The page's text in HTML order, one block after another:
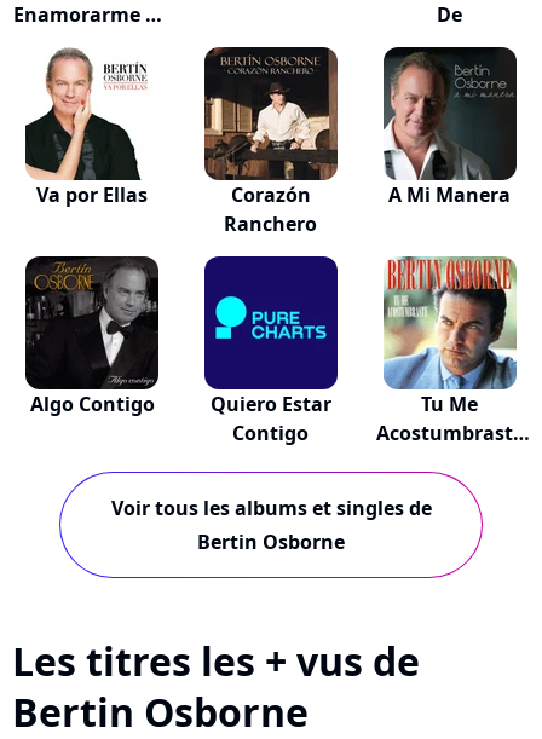
Enamorarme De
Tu Madre
De
Va por Ellas
Corazón
Ranchero
A Mi Manera
Algo Contigo
Quiero Estar
Contigo
Tu Me
Acostumbraste
Voir tous les albums et singles de
Bertin Osborne
Les titres les + vus de
Bertin Osborne